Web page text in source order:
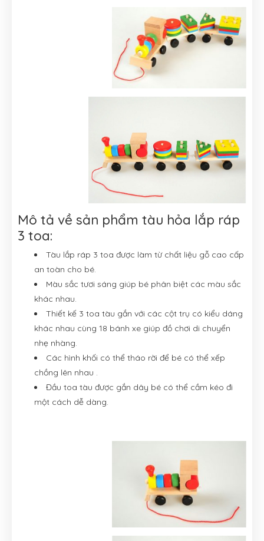
Mô tả về sản phẩm tàu hỏa lắp ráp
3 toa:
Tàu lắp ráp 3 toa được làm từ chất liệu gỗ cao cấp
an toàn cho bé.
Màu sắc tươi sáng giúp bé phân biệt các màu sắc
khác nhau.
Thiết kế 3 toa tàu gắn với các cột trụ có kiểu dáng
khác nhau cùng 18 bánh xe giúp đồ chơi di chuyển
nhẹ nhàng.
Các hình khối có thể tháo rời để bé có thể xếp
chồng lên nhau .
Đầu toa tàu được gắn dây bé có thể cầm kéo đi
một cách dễ dàng.